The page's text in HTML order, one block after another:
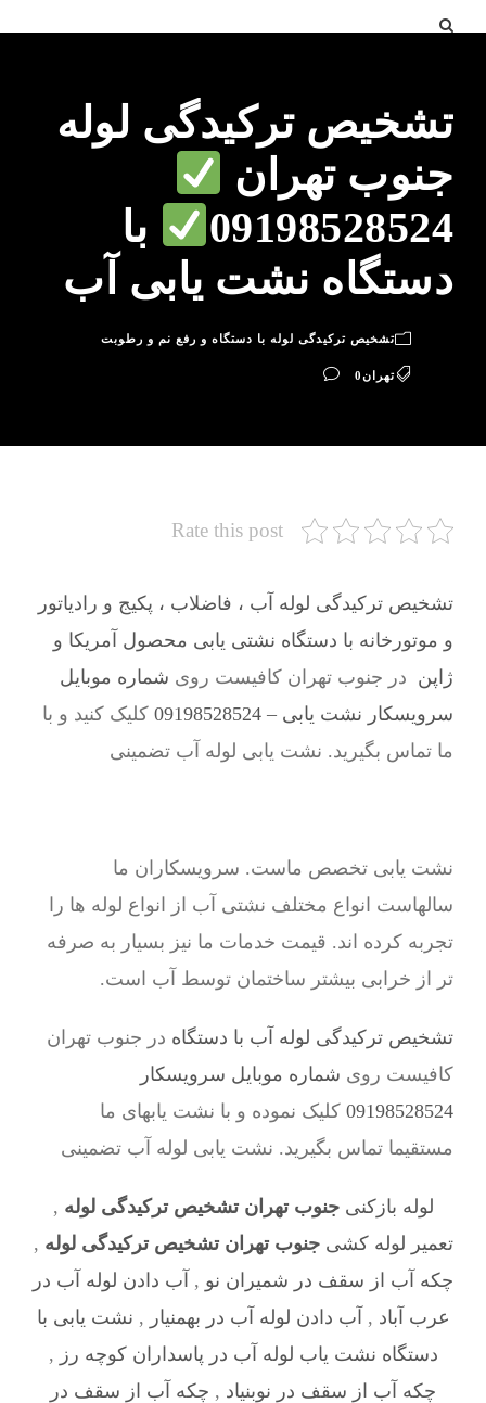
تشخیص ترکیدگی لوله
جنوب تهران
09198528524
با
دستگاه نشت یابی آب
تشخیص ترکیدگی لوله با دستگاه و رفع نم و رطوبت
تهران0
Rate this post
تشخیص ترکیدگی لوله آب ، فاضلاب ، پکیج و رادیاتور
و موتورخانه با دستگاه نشتی یابی محصول آمریکا و
ژاپن در جنوب تهران کافیست روی شماره موبایل
سرویسکار نشت یابی – 09198528524
کلیک کنید و با
ما تماس بگیرید. نشت یابی لوله آب تضمینی
نشت یابی تخصص ماست. سرویسکاران ما
سالهاست انواع مختلف نشتی آب از انواع لوله ها را
تجربه کرده اند. قیمت خدمات ما نیز بسیار به صرفه
تر از خرابی بیشتر ساختمان توسط آب است.
تشخیص ترکیدگی لوله آب با دستگاه در جنوب تهران
کافیست روی شماره موبایل سرویسکار
09198528524 کلیک نموده و با نشت یابهای ما
مستقیما تماس بگیرید. نشت یابی لوله آب تضمینی
لوله بازکنیجنوب تهران تشخیص ترکیدگی لوله ,
تعمیر لوله کشیجنوب تهران تشخیص ترکیدگی لوله ,
چکه آب از سقف در شمیران نو , آب دادن لوله آب در
عرب‌ آباد , آب دادن لوله آب در بهمنیار , نشت یابی با
دستگاه نشت یاب لوله آب در پاسداران کوچه رز ,
چکه آب از سقف در نوبنیاد , چکه آب از سقف در